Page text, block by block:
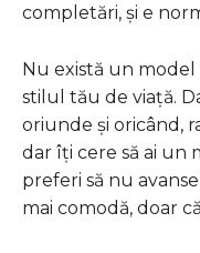
completări, și e
Nu există un
stilul tău de viață.
oriunde și oricând,
dar îți cere să ai un
preferi să nu
mai comodă, doar